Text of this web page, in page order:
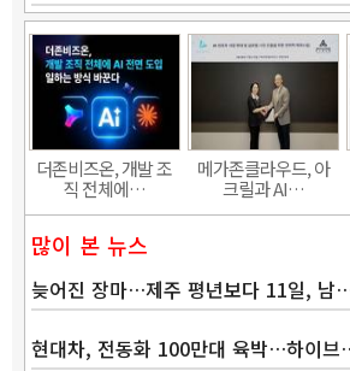
더존비즈온, 개발 조
직 전체에…
메가존클라우드, 아
크릴과 AI…
많이 본 뉴스
늦어진 장마…제주 평년보다 11일, 남
현대차, 전동화 100만대 육박…하이